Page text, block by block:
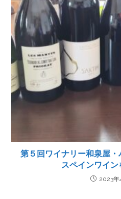
第５回ワイナリー和泉屋・
スペインワイン
2023年